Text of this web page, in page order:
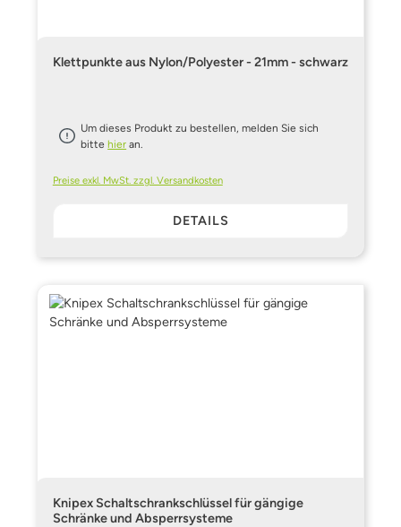
Klettpunkte aus Nylon/Polyester - 21mm - schwarz
Um dieses Produkt zu bestellen, melden Sie sich
bittehier an.
Preise exkl. MwSt. zzgl. Versandkosten
DETAILS
Knipex Schaltschrankschlüssel für gängige
Schränke und Absperrsysteme